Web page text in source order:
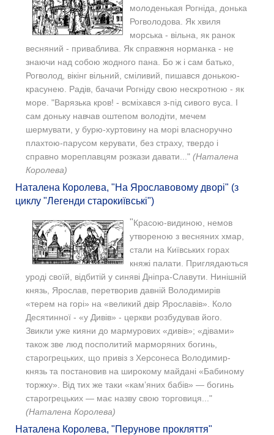
молоденькая Рогніда, донька
Рогволодова. Як хвиля
морська - вільна, як ранок
весняний - приваблива. Як справжня норманка - не
знаючи над собою жодного пана. Бо ж і сам батько,
Рогволод, вікінг вільний, сміливий, пишався донькою-
красунею. Радів, бачачи Рогніду свою нескротною - як
море. "Варязька кров! - всміхався з-під сивого вуса. І
сам доньку навчав оштепом володіти, мечем
шермувати, у бурю-хуртовину на морі власноручно
плахтою-парусом керувати, без страху, твердо і
справно мореплавцям розкази давати..." (Наталена
Королева)
Наталена Королева, "На Ярославовому дворі" (з
циклу "Легенди старокиївські")
"Красою-видиною, немов
утвореною з весняних хмар,
стали на Київських горах
княжі палати. Приглядаються
уроді своїй, відбитій у синяві Дніпра-Славути. Нинішній
князь, Ярослав, перетворив давній Володимирів
«терем на горі» на «великий двір Ярославів». Коло
Десятинної - «у Дивів» - церкви розбудував його.
Звикли уже кияни до мармурових «дивів»; «дівами»
також зве люд посполитий марморяних богинь,
старогрецьких, що привіз з Херсонеса Володимир-
князь та постановив на широкому майдані «Бабиному
торжку». Від тих же таки «кам’яних бабів» — богинь
старогрецьких — має назву свою торговиця..."
(Наталена Королева)
Наталена Королева, "Перунове прокляття"